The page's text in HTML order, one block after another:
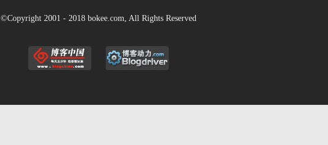
©Copyright 2001 - 2018 bokee.com, All Rights Reserved